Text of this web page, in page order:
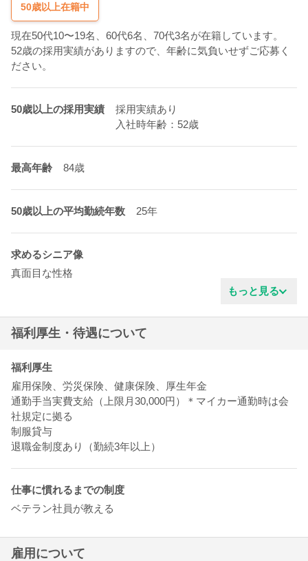
50歳以上在籍中
現在50代10〜19名、60代6名、70代3名が在籍しています。
52歳の採用実績がありますので、年齢に気負いせずご応募く
ださい。
50歳以上の採用実績
採用実績あり
入社時年齢：52歳
最高年齢 84歳
50歳以上の平均勤続年数 25年
求めるシニア像
真面目な性格
もっと見る
福利厚生・待遇について
福利厚生
雇用保険、労災保険、健康保険、厚生年金
通勤手当実費支給（上限月30,000円）＊マイカー通勤時は会
社規定に拠る
制服貸与
退職金制度あり（勤続3年以上）
仕事に慣れるまでの制度
ベテラン社員が教える
雇用について